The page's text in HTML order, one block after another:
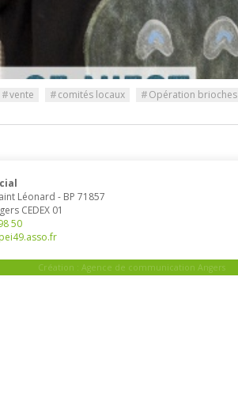
#vente #comités locaux #Opération brioches
Léonard - BP 71857
CEDEX 01
50
Création : Agence de communication Angers